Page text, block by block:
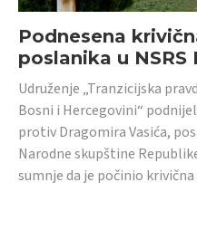
Podnesena
poslanika u NSRS
Udruženje „Tranzicijska
Bosni i Hercegovini“
protiv Dragomira Vasića,
Narodne skupštine
sumnje da je počinio